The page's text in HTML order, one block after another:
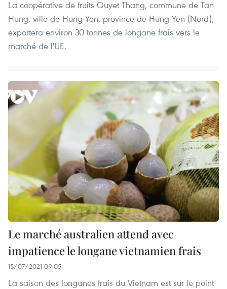
La coopérative de fruits Quyet Thang, commune de Tan
Hung, ville de Hung Yen, province de Hung Yen (Nord),
exportera environ 30 tonnes de longane frais vers le
marché de l'UE.
Le marché australien attend avec
impatience le longane vietnamien frais
15/07/2021 09:05
La saison des longanes frais du Vietnam est sur le point